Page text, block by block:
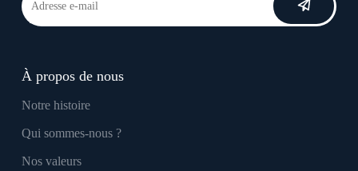
À propos de nous
Notre histoire
Qui sommes-nous ?
Nos valeurs